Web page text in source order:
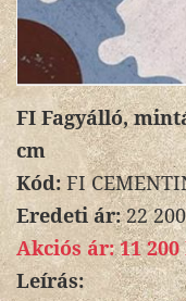
FI Fagyálló,
cm
Kód:FI
Eredeti ár:22
Akciós ár:11 200
Leírás: